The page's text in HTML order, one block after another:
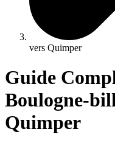
vers Quimper
Guide
Boulogne-
Quimper